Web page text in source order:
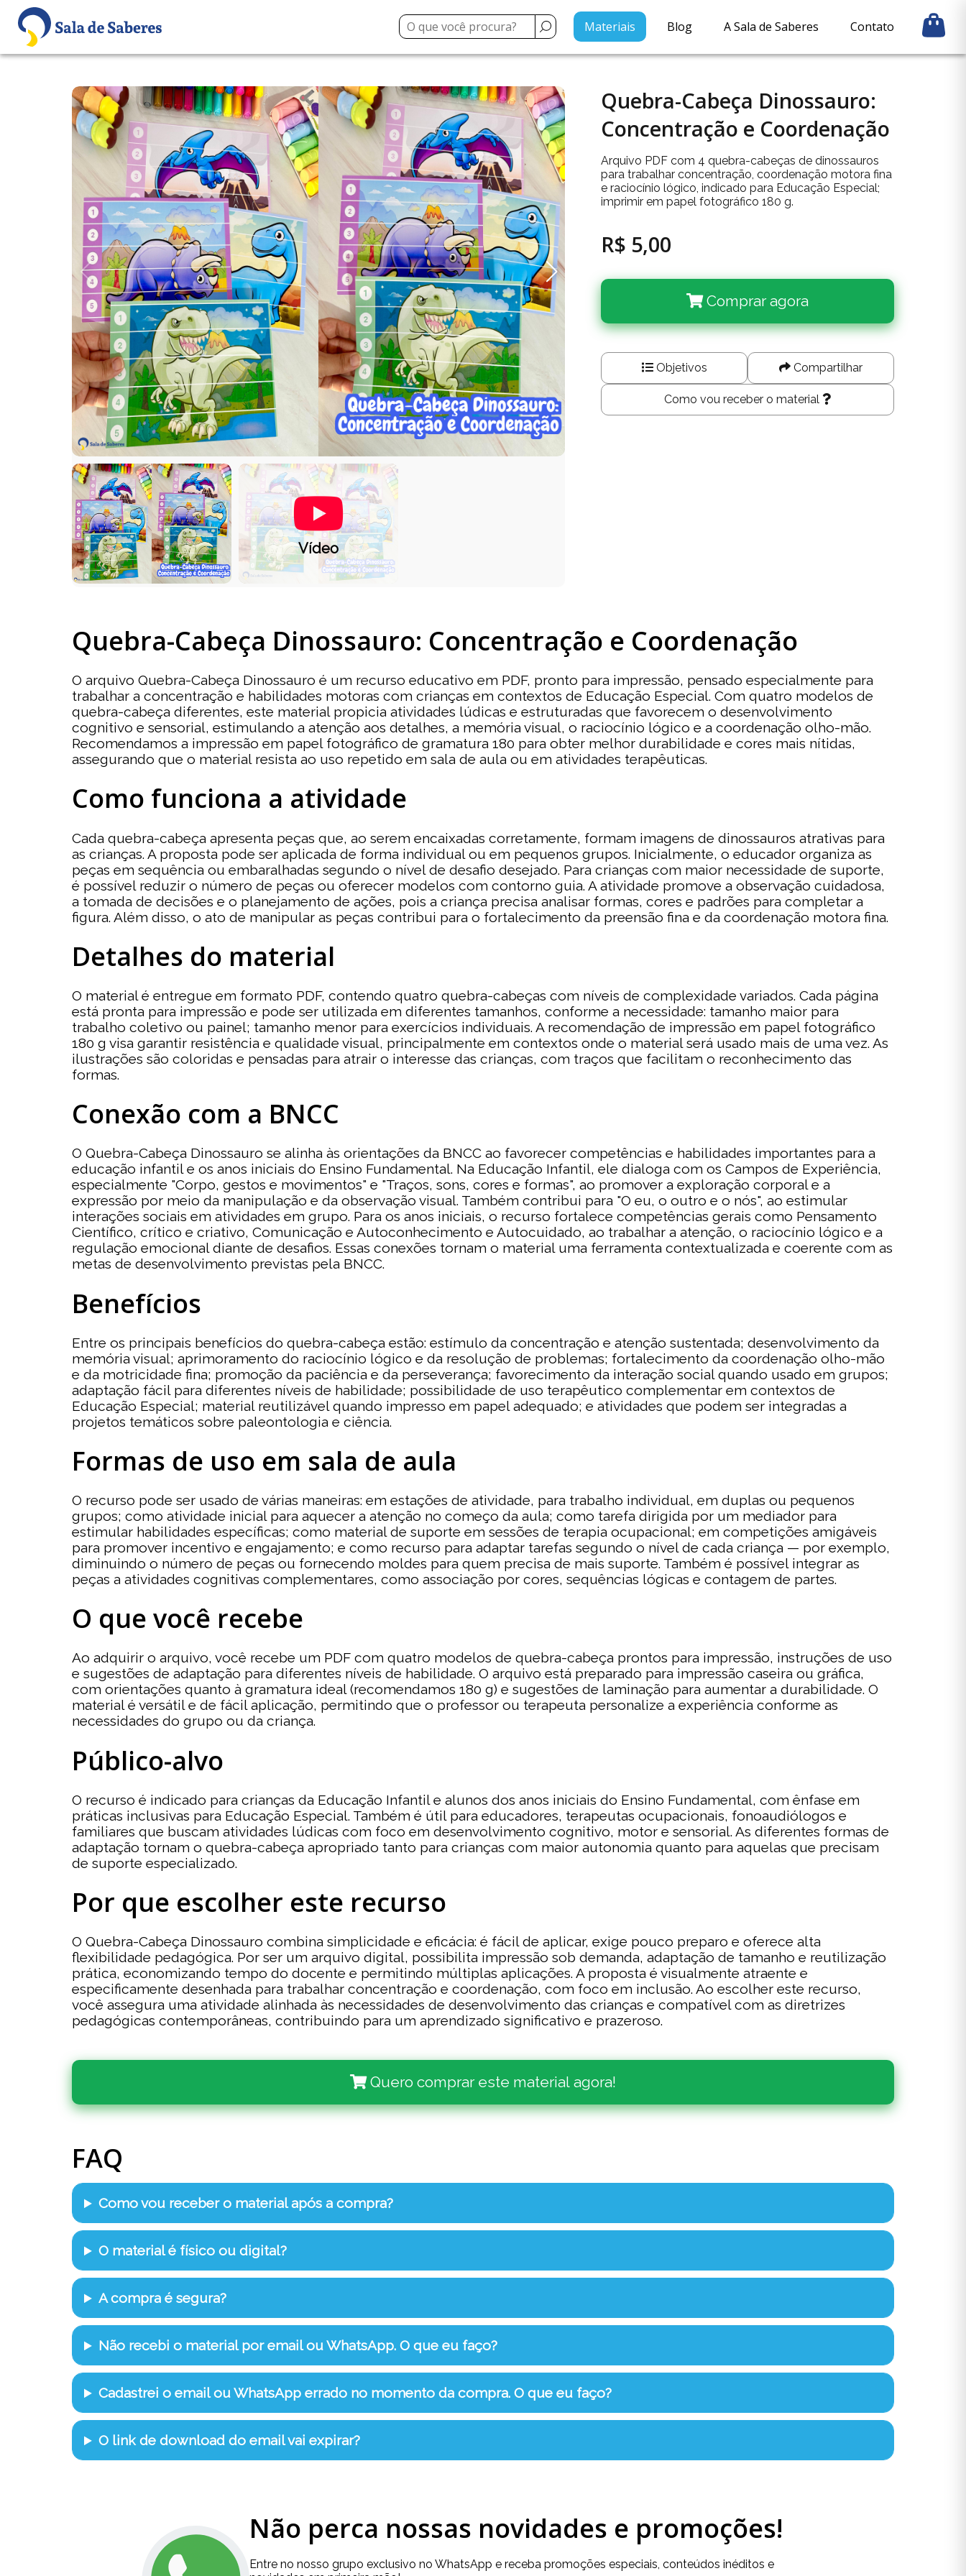
Materiais Blog A Sala de Saberes Contato
Vídeo
Quebra-Cabeça Dinossauro:
Concentração e Coordenação
Arquivo PDF com 4 quebra-cabeças de dinossauros
para trabalhar concentração, coordenação motora fina
e raciocínio lógico, indicado para Educação Especial;
imprimir em papel fotográfico 180 g.
R$ 5,00
Comprar agora
Objetivos Compartilhar
Como vou receber o material
Quebra-Cabeça Dinossauro: Concentração e Coordenação
O arquivo Quebra-Cabeça Dinossauro é um recurso educativo em PDF, pronto para impressão, pensado especialmente para
trabalhar a concentração e habilidades motoras com crianças em contextos de Educação Especial. Com quatro modelos de
quebra-cabeça diferentes, este material propicia atividades lúdicas e estruturadas que favorecem o desenvolvimento
cognitivo e sensorial, estimulando a atenção aos detalhes, a memória visual, o raciocínio lógico e a coordenação olho-mão.
Recomendamos a impressão em papel fotográfico de gramatura 180 para obter melhor durabilidade e cores mais nítidas,
assegurando que o material resista ao uso repetido em sala de aula ou em atividades terapêuticas.
Como funciona a atividade
Cada quebra-cabeça apresenta peças que, ao serem encaixadas corretamente, formam imagens de dinossauros atrativas para
as crianças. A proposta pode ser aplicada de forma individual ou em pequenos grupos. Inicialmente, o educador organiza as
peças em sequência ou embaralhadas segundo o nível de desafio desejado. Para crianças com maior necessidade de suporte,
é possível reduzir o número de peças ou oferecer modelos com contorno guia. A atividade promove a observação cuidadosa,
a tomada de decisões e o planejamento de ações, pois a criança precisa analisar formas, cores e padrões para completar a
figura. Além disso, o ato de manipular as peças contribui para o fortalecimento da preensão fina e da coordenação motora fina.
Detalhes do material
O material é entregue em formato PDF, contendo quatro quebra-cabeças com níveis de complexidade variados. Cada página
está pronta para impressão e pode ser utilizada em diferentes tamanhos, conforme a necessidade: tamanho maior para
trabalho coletivo ou painel; tamanho menor para exercícios individuais. A recomendação de impressão em papel fotográfico
180 g visa garantir resistência e qualidade visual, principalmente em contextos onde o material será usado mais de uma vez. As
ilustrações são coloridas e pensadas para atrair o interesse das crianças, com traços que facilitam o reconhecimento das
formas.
Conexão com a BNCC
O Quebra-Cabeça Dinossauro se alinha às orientações da BNCC ao favorecer competências e habilidades importantes para a
educação infantil e os anos iniciais do Ensino Fundamental. Na Educação Infantil, ele dialoga com os Campos de Experiência,
especialmente "Corpo, gestos e movimentos" e "Traços, sons, cores e formas", ao promover a exploração corporal e a
expressão por meio da manipulação e da observação visual. Também contribui para "O eu, o outro e o nós", ao estimular
interações sociais em atividades em grupo. Para os anos iniciais, o recurso fortalece competências gerais como Pensamento
Científico, crítico e criativo, Comunicação e Autoconhecimento e Autocuidado, ao trabalhar a atenção, o raciocínio lógico e a
regulação emocional diante de desafios. Essas conexões tornam o material uma ferramenta contextualizada e coerente com as
metas de desenvolvimento previstas pela BNCC.
Benefícios
Entre os principais benefícios do quebra-cabeça estão: estímulo da concentração e atenção sustentada; desenvolvimento da
memória visual; aprimoramento do raciocínio lógico e da resolução de problemas; fortalecimento da coordenação olho-mão
e da motricidade fina; promoção da paciência e da perseverança; favorecimento da interação social quando usado em grupos;
adaptação fácil para diferentes níveis de habilidade; possibilidade de uso terapêutico complementar em contextos de
Educação Especial; material reutilizável quando impresso em papel adequado; e atividades que podem ser integradas a
projetos temáticos sobre paleontologia e ciência.
Formas de uso em sala de aula
O recurso pode ser usado de várias maneiras: em estações de atividade, para trabalho individual, em duplas ou pequenos
grupos; como atividade inicial para aquecer a atenção no começo da aula; como tarefa dirigida por um mediador para
estimular habilidades específicas; como material de suporte em sessões de terapia ocupacional; em competições amigáveis
para promover incentivo e engajamento; e como recurso para adaptar tarefas segundo o nível de cada criança — por exemplo,
diminuindo o número de peças ou fornecendo moldes para quem precisa de mais suporte. Também é possível integrar as
peças a atividades cognitivas complementares, como associação por cores, sequências lógicas e contagem de partes.
O que você recebe
Ao adquirir o arquivo, você recebe um PDF com quatro modelos de quebra-cabeça prontos para impressão, instruções de uso
e sugestões de adaptação para diferentes níveis de habilidade. O arquivo está preparado para impressão caseira ou gráfica,
com orientações quanto à gramatura ideal (recomendamos 180 g) e sugestões de laminação para aumentar a durabilidade. O
material é versátil e de fácil aplicação, permitindo que o professor ou terapeuta personalize a experiência conforme as
necessidades do grupo ou da criança.
Público-alvo
O recurso é indicado para crianças da Educação Infantil e alunos dos anos iniciais do Ensino Fundamental, com ênfase em
práticas inclusivas para Educação Especial. Também é útil para educadores, terapeutas ocupacionais, fonoaudiólogos e
familiares que buscam atividades lúdicas com foco em desenvolvimento cognitivo, motor e sensorial. As diferentes formas de
adaptação tornam o quebra-cabeça apropriado tanto para crianças com maior autonomia quanto para aquelas que precisam
de suporte especializado.
Por que escolher este recurso
O Quebra-Cabeça Dinossauro combina simplicidade e eficácia: é fácil de aplicar, exige pouco preparo e oferece alta
flexibilidade pedagógica. Por ser um arquivo digital, possibilita impressão sob demanda, adaptação de tamanho e reutilização
prática, economizando tempo do docente e permitindo múltiplas aplicações. A proposta é visualmente atraente e
especificamente desenhada para trabalhar concentração e coordenação, com foco em inclusão. Ao escolher este recurso,
você assegura uma atividade alinhada às necessidades de desenvolvimento das crianças e compatível com as diretrizes
pedagógicas contemporâneas, contribuindo para um aprendizado significativo e prazeroso.
Quero comprar este material agora!
FAQ
Como vou receber o material após a compra?
O material é físico ou digital?
A compra é segura?
Não recebi o material por email ou WhatsApp. O que eu faço?
Cadastrei o email ou WhatsApp errado no momento da compra. O que eu faço?
O link de download do email vai expirar?
Não perca nossas novidades e promoções!
Entre no nosso grupo exclusivo no WhatsApp e receba promoções especiais, conteúdos inéditos e